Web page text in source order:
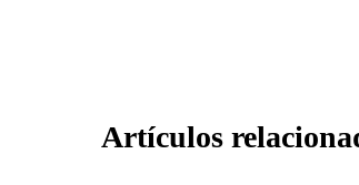
Artículos